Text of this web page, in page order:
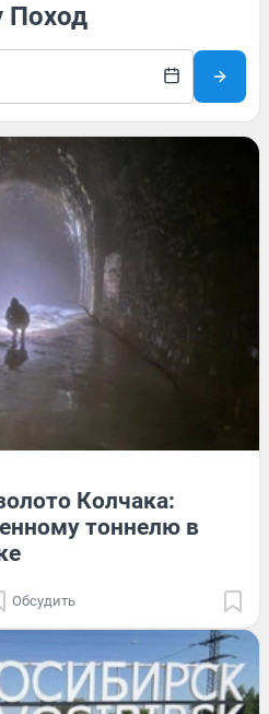
Поход
Колчака:
тоннелю в
Обсудить